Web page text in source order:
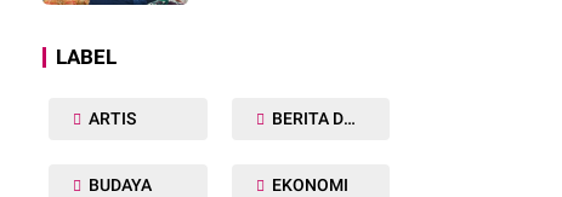
LABEL
ARTIS BERITA DAERAH
BUDAYA EKONOMI